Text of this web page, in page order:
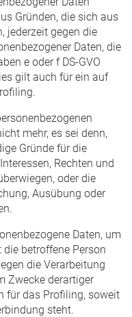
Gründen, die sich aus
jederzeit gegen die
Daten, die
e oder f DS-GVO
gilt auch für ein auf
mehr, es sei denn,
Gründe für die
Rechten und
oder die
Ausübung oder
Daten, um
betroffene Person
die Verarbeitung
Zwecke derartiger
für das Profiling, soweit
steht.